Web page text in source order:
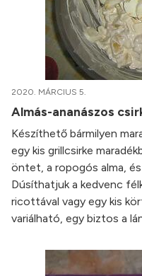
2020. MÁRCIUS 5.
Almás-ananászos
Készíthető bármilyen
egy kis grillcsirke
öntet, a ropogós alma,
Dúsíthatjuk a kedvenc
ricottával vagy egy kis
variálható, egy biztos a